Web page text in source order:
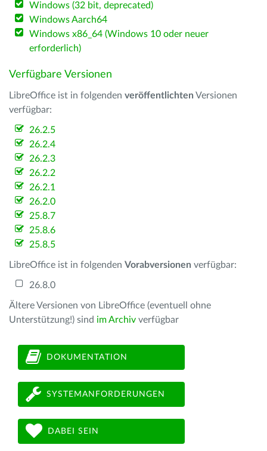
Windows (32 bit, deprecated)
Windows Aarch64
Windows x86_64 (Windows 10 oder neuer
erforderlich)
Verfügbare Versionen
LibreOffice ist in folgenden veröffentlichten Versionen
verfügbar:
26.2.5
26.2.4
26.2.3
26.2.2
26.2.1
26.2.0
25.8.7
25.8.6
25.8.5
LibreOffice ist in folgenden Vorabversionen verfügbar:
26.8.0
Ältere Versionen von LibreOffice (eventuell ohne
Unterstützung!) sind im Archiv verfügbar
DOKUMENTATION
SYSTEMANFORDERUNGEN
DABEI SEIN